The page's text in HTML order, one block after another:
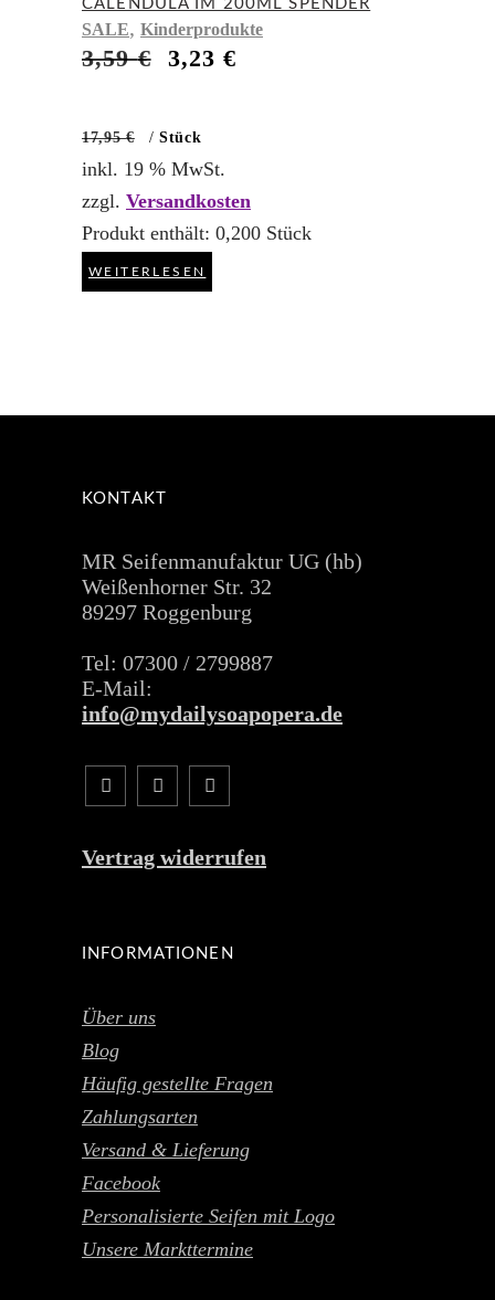
CALENDULA IM 200ML SPENDER
SALE, Kinderprodukte
3,59€
Ursprünglicher
3,59 €
3,23€
17,95€ /Stück
inkl. 19 % MwSt.
zzgl. Versandkosten
Produkt enthält: 0,200 Stück
WEITERLESEN
KONTAKT
MR Seifenmanufaktur UG (hb)
Weißenhorner Str. 32
89297 Roggenburg
Tel: 07300 / 2799887
E-Mail:
info@mydailysoapopera.de
Vertrag widerrufen
INFORMATIONEN
Über uns
Blog
Häufig gestellte Fragen
Zahlungsarten
Versand & Lieferung
Facebook
Personalisierte Seifen mit Logo
Unsere Markttermine